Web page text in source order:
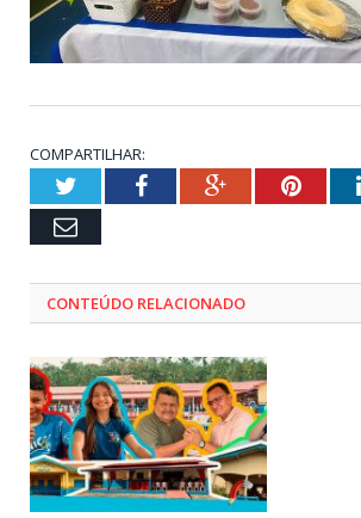
COMPARTILHAR:
TwitterFacebookGoogle+
Email
CONTEÚDO RELACIONADO